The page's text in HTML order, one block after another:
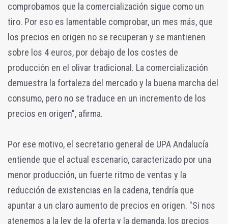
comprobamos que la comercialización sigue como un
tiro. Por eso es lamentable comprobar, un mes más, que
los precios en origen no se recuperan y se mantienen
sobre los 4 euros, por debajo de los costes de
producción en el olivar tradicional. La comercialización
demuestra la fortaleza del mercado y la buena marcha del
consumo, pero no se traduce en un incremento de los
precios en origen", afirma.
Por ese motivo, el secretario general de UPA Andalucía
entiende que el actual escenario, caracterizado por una
menor producción, un fuerte ritmo de ventas y la
reducción de existencias en la cadena, tendría que
apuntar a un claro aumento de precios en origen. "Si nos
atenemos a la ley de la oferta y la demanda, los precios